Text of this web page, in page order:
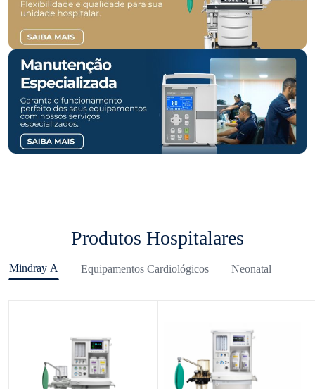
Produtos Hospitalares
Mindray A Equipamentos Cardiológicos Neonatal